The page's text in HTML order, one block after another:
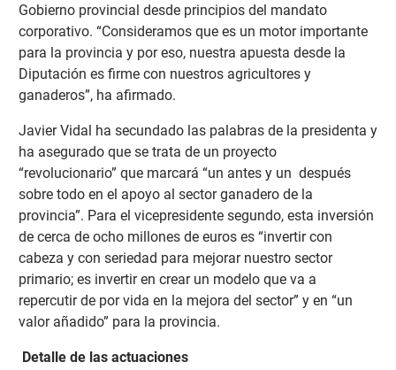
Gobierno provincial desde principios del mandato
corporativo. “Consideramos que es un motor importante
para la provincia y por eso, nuestra apuesta desde la
Diputación es firme con nuestros agricultores y
ganaderos”, ha afirmado.
Javier Vidal ha secundado las palabras de la presidenta y
ha asegurado que se trata de un proyecto
“revolucionario” que marcará “un antes y un después
sobre todo en el apoyo al sector ganadero de la
provincia”. Para el vicepresidente segundo, esta inversión
de cerca de ocho millones de euros es “invertir con
cabeza y con seriedad para mejorar nuestro sector
primario; es invertir en crear un modelo que va a
repercutir de por vida en la mejora del sector” y en “un
valor añadido” para la provincia.
Detalle de las actuaciones